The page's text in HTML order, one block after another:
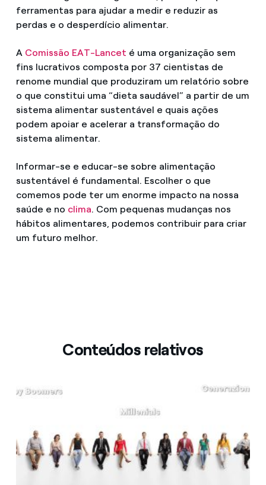
ferramentas para ajudar a medir e reduzir as
perdas e o desperdício alimentar.
A Comissão EAT-Lancet é uma organização sem
fins lucrativos composta por 37 cientistas de
renome mundial que produziram um relatório sobre
o que constitui uma “dieta saudável” a partir de um
sistema alimentar sustentável e quais ações
podem apoiar e acelerar a transformação do
sistema alimentar.
Informar-se e educar-se sobre alimentação
sustentável é fundamental. Escolher o que
comemos pode ter um enorme impacto na nossa
saúde e no clima. Com pequenas mudanças nos
hábitos alimentares, podemos contribuir para criar
um futuro melhor.
Conteúdos relativos